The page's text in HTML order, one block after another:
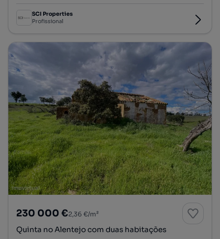
SCI Properties
Profissional
230 000 €2,36 €/m²
Quinta no Alentejo com duas habitações